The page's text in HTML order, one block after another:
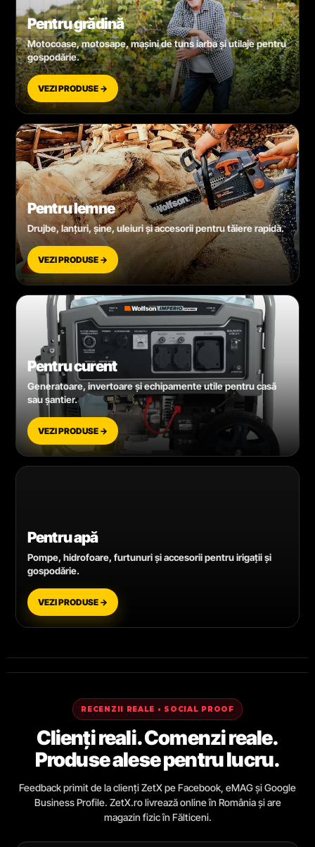
Pentru grădină
Motocoase, motosape, mașini de tuns iarba și utilaje pentru
gospodărie.
VEZI PRODUSE →
Pentru lemne
Drujbe, lanțuri, șine, uleiuri și accesorii pentru tăiere rapidă.
VEZI PRODUSE →
Pentru curent
Generatoare, invertoare și echipamente utile pentru casă
sau șantier.
VEZI PRODUSE →
Pentru apă
Pompe, hidrofoare, furtunuri și accesorii pentru irigații și
gospodărie.
VEZI PRODUSE →
RECENZII REALE • SOCIAL PROOF
Clienți reali. Comenzi reale.
Produse alese pentru lucru.
Feedback primit de la clienți ZetX pe Facebook, eMAG și Google
Business Profile. ZetX.ro livrează online în România și are
magazin fizic în Fălticeni.